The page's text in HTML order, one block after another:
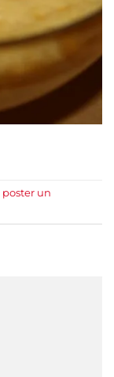
poster un